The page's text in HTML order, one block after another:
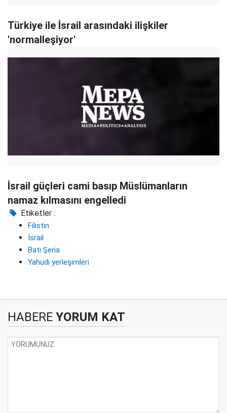
Türkiye ile İsrail arasındaki ilişkiler
'normalleşiyor'
İsrail güçleri cami basıp Müslümanların
namaz kılmasını engelledi
Etiketler :
Filistin
İsrail
Batı Şeria
Yahudi yerleşimleri
HABERE YORUM KAT